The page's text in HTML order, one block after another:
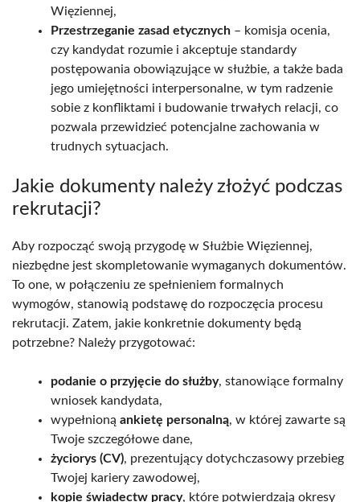
Więziennej,
Przestrzeganie zasad etycznych – komisja ocenia,
czy kandydat rozumie i akceptuje standardy
postępowania obowiązujące w służbie, a także bada
jego umiejętności interpersonalne, w tym radzenie
sobie z konfliktami i budowanie trwałych relacji, co
pozwala przewidzieć potencjalne zachowania w
trudnych sytuacjach.
Jakie dokumenty należy złożyć podczas
rekrutacji?
Aby rozpocząć swoją przygodę w Służbie Więziennej,
niezbędne jest skompletowanie wymaganych dokumentów.
To one, w połączeniu ze spełnieniem formalnych
wymogów, stanowią podstawę do rozpoczęcia procesu
rekrutacji. Zatem, jakie konkretnie dokumenty będą
potrzebne? Należy przygotować:
podanie o przyjęcie do służby, stanowiące formalny
wniosek kandydata,
wypełnioną ankietę personalną, w której zawarte są
Twoje szczegółowe dane,
życiorys (CV), prezentujący dotychczasowy przebieg
Twojej kariery zawodowej,
kopie świadectw pracy, które potwierdzają okresy